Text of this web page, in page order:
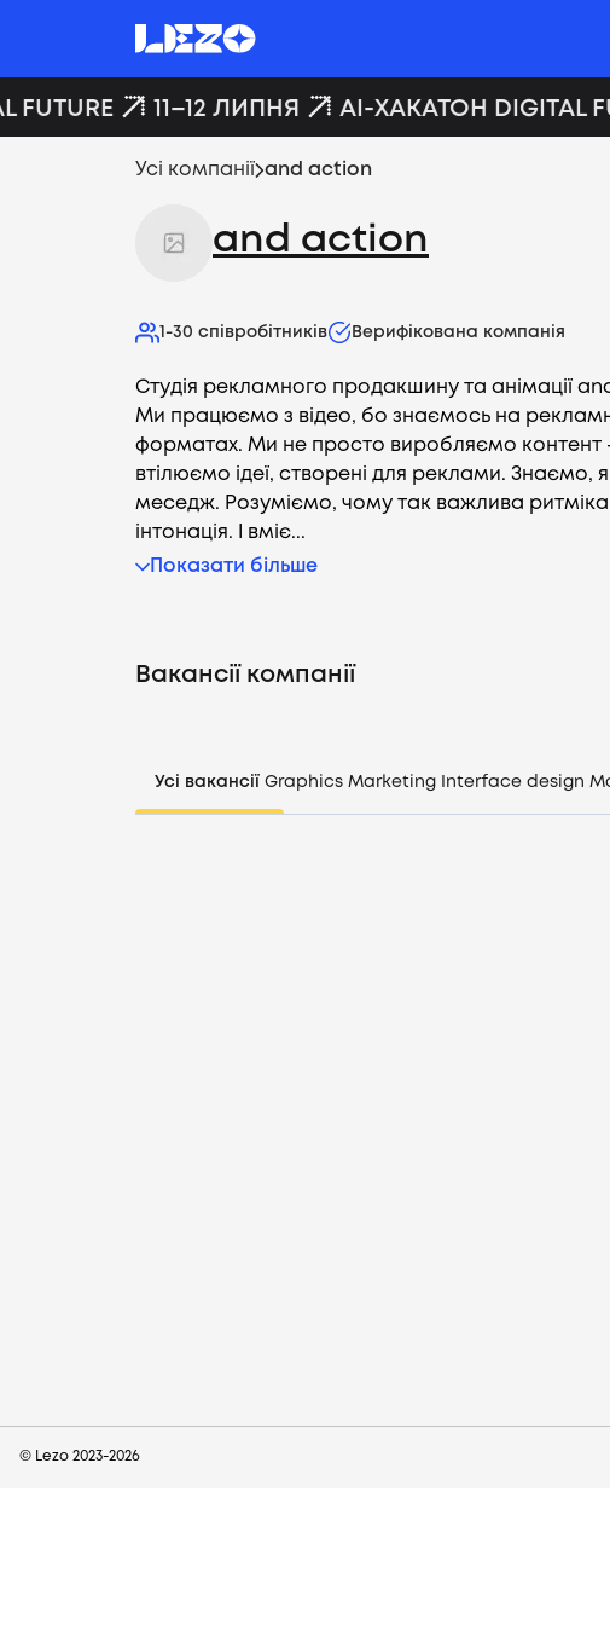
11–12 ЛИПНЯ AI-ХАКАТОН DIGITAL
Усі компанії and action
and action
1-30 співробітників Верифікована компанія
Студія рекламного продакшину та анімації
Ми працюємо з відео, бо знаємось на
форматах. Ми не просто виробляємо контент
втілюємо ідеї, створені для реклами. Знаємо,
меседж. Розуміємо, чому так важлива
інтонація. І вміє...
Показати більше
Вакансії компанії
Усі вакансії Graphics Marketing Interface design
© Lezo 2023-2026